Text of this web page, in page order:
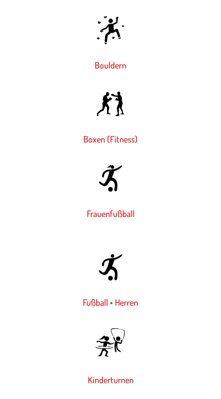
Bouldern
Boxen (Fitness)
Frauenfußball
Fußball • Herren
Kinderturnen